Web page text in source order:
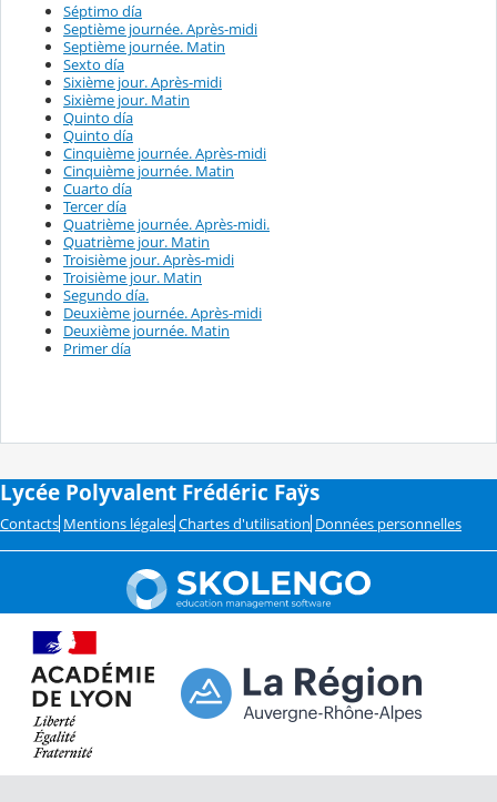
Séptimo día
Septième journée. Après-midi
Septième journée. Matin
Sexto día
Sixième jour. Après-midi
Sixième jour. Matin
Quinto día
Quinto día
Cinquième journée. Après-midi
Cinquième journée. Matin
Cuarto día
Tercer día
Quatrième journée. Après-midi.
Quatrième jour. Matin
Troisième jour. Après-midi
Troisième jour. Matin
Segundo día.
Deuxième journée. Après-midi
Deuxième journée. Matin
Primer día
Lycée Polyvalent Frédéric Faÿs
Contacts Mentions légales Chartes d'utilisation Données personnelles